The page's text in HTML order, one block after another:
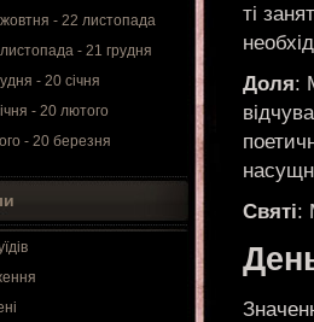
- 22 листопада
- 21 грудня
- 20 січня
- 20 лютого
- 20 березня
ті
Доля:
Святі: